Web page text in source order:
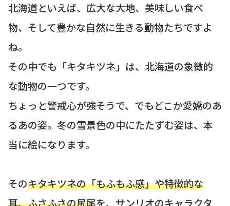
北海道といえば、広大な大地、美味しい食べ
物、そして豊かな自然に生きる動物たちですよ
ね。
その中でも「キタキツネ」は、北海道の象徴的
な動物の一つです。
ちょっと警戒心が強そうで、でもどこか愛嬌のあ
るあの姿。冬の雪景色の中にたたずむ姿は、本
当に絵になります。
そのキタキツネの「もふもふ感」や特徴的な
耳、ふさふさの尻尾を、サンリオのキャラクタ